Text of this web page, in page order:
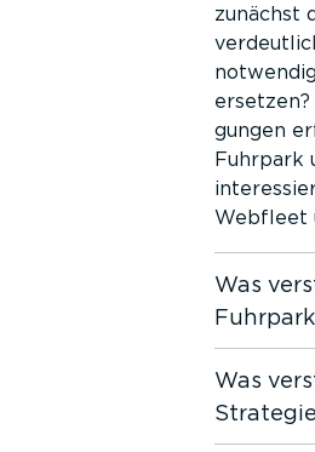
zunächst
gungen
Fuhrpark
Webfleet
Was
Was